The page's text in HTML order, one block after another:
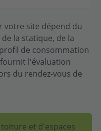
votre site dépend du
la statique, de la
de consommation
fournit l'évaluation
du rendez-vous de
et d'espaces